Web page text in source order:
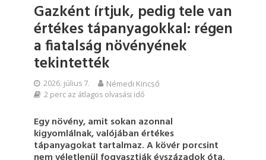
Gazként írtjuk, pedig tele van
értékes tápanyagokkal: régen
a fiatalság növényének
tekintették
2026. július 7. Némedi Kincső
2 perc az átlagos olvasási idő
Egy növény, amit sokan azonnal
kigyomlálnak, valójában értékes
tápanyagokat tartalmaz. A kövér porcsint